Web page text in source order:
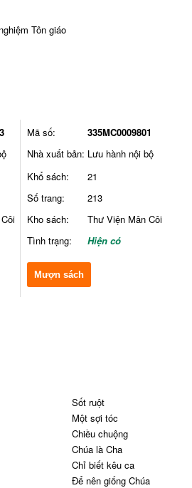
Tôn giáo
Mã số:
335MC0009801
Nhà xuất bản: Lưu hành nội bộ
Khổ sách:
21
Số trang:
213
Kho sách:
Thư Viện Mân Côi
Tình trạng:
Hiện có
Mượn sách
Sốt ruột
Một sợi tóc
Chiều chuộng
Chúa là Cha
Chỉ biết kêu ca
Để nên giống Chúa